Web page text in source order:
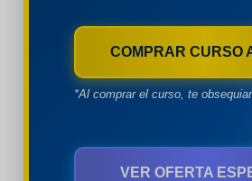
COMPRAR CURSO
*Al comprar el curso, te
VER OFERTA